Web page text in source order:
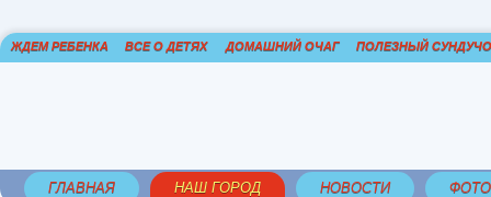
ЖДЕМ РЕБЕНКА ВСЕ О ДЕТЯХ ДОМАШНИЙ ОЧАГ ПОЛЕЗНЫЙ
ГЛАВНАЯ НАШ ГОРОД НОВОСТИ